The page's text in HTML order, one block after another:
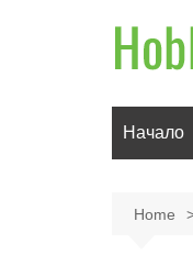
Начало
Home